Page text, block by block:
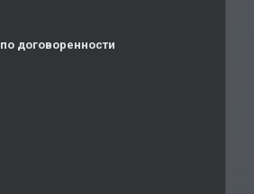
по договоренности